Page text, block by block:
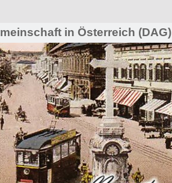
in Österreich (DAG)